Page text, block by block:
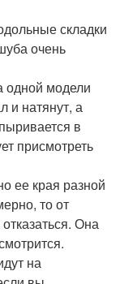
складки
очень
одной модели
и натянут, а
в
присмотреть
ее края разной
то от
Она
на